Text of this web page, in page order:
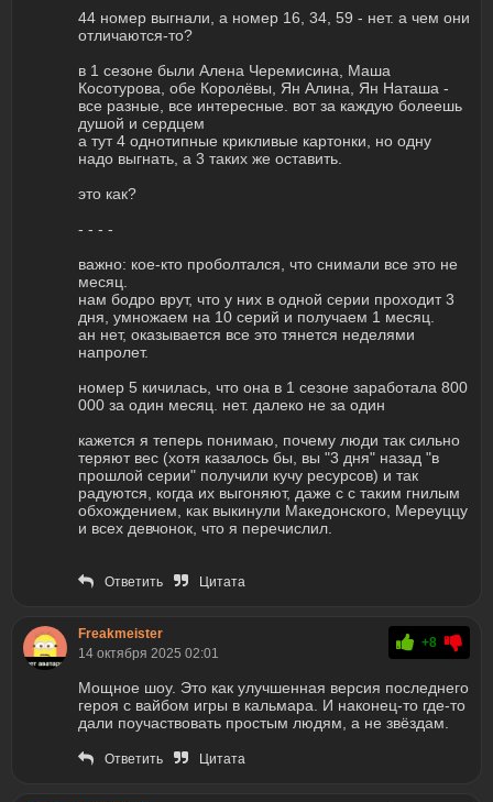
44 номер выгнали, а номер 16, 34, 59 - нет. а чем они
отличаются-то?
в 1 сезоне были Алена Черемисина, Маша
Косотурова, обе Королёвы, Ян Алина, Ян Наташа -
все разные, все интересные. вот за каждую болеешь
душой и сердцем
а тут 4 однотипные крикливые картонки, но одну
надо выгнать, а 3 таких же оставить.
это как?
- - - -
важно: кое-кто проболтался, что снимали все это не
месяц.
нам бодро врут, что у них в одной серии проходит 3
дня, умножаем на 10 серий и получаем 1 месяц.
ан нет, оказывается все это тянется неделями
напролет.
номер 5 кичилась, что она в 1 сезоне заработала 800
000 за один месяц. нет. далеко не за один
кажется я теперь понимаю, почему люди так сильно
теряют вес (хотя казалось бы, вы "3 дня" назад "в
прошлой серии" получили кучу ресурсов) и так
радуются, когда их выгоняют, даже с с таким гнилым
обхождением, как выкинули Македонского, Мереуццу
и всех девчонок, что я перечислил.
Ответить Цитата
Freakmeister
14 октября 2025 02:01
+8
Мощное шоу. Это как улучшенная версия последнего
героя с вайбом игры в кальмара. И наконец-то где-то
дали поучаствовать простым людям, а не звёздам.
Ответить Цитата